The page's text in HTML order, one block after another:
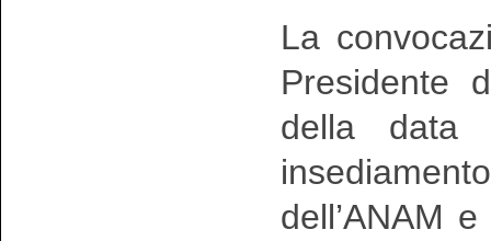
La
Presidente
della data
dell’ANAM